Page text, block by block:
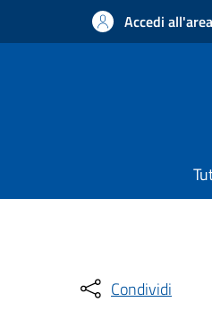
Accedi
Condividi